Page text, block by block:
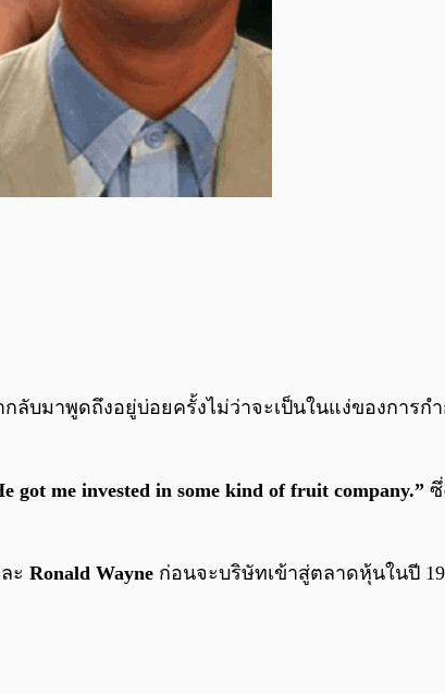
บมาพูดถึงอยู่บ่อยครั้งไม่ว่าจะเป็นในแง่ของการ
got me invested in some kind of fruit company.” ซึ่
ะ Ronald Wayne ก่อนจะบริษัทเข้าสู่ตลาดหุ้นในปี